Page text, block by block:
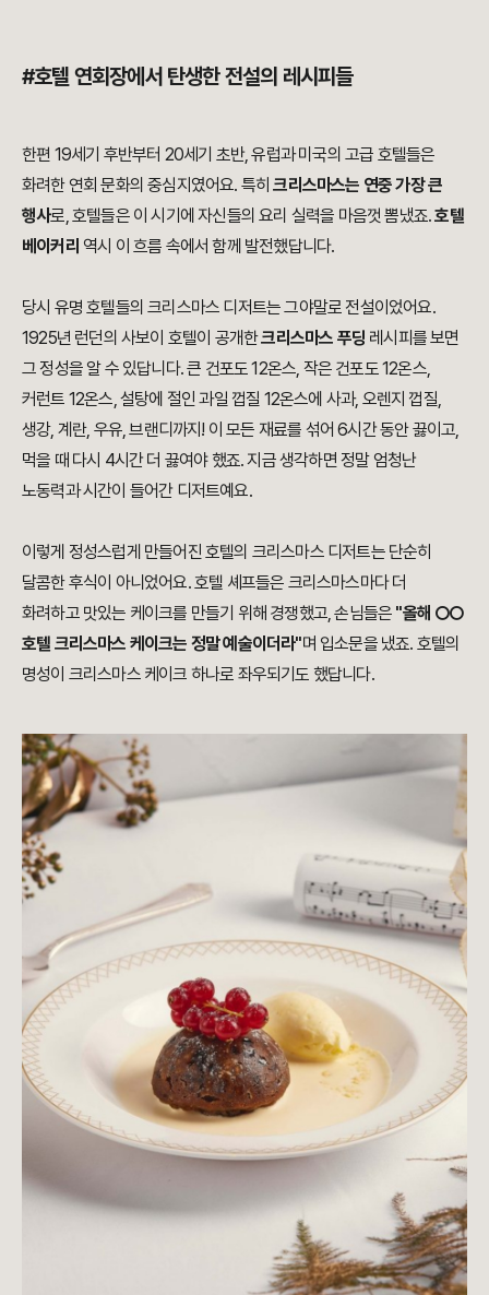
#호텔 연회장에서 탄생한 전설의 레시피들
한편 19세기 후반부터 20세기 초반, 유럽과 미국의 고급 호텔들은
화려한 연회 문화의 중심지였어요. 특히크리스마스는 연중 가장 큰
행사로, 호텔들은 이 시기에 자신들의 요리 실력을 마음껏 뽐냈죠.호텔
베이커리 역시 이 흐름 속에서 함께 발전했답니다.
당시 유명 호텔들의 크리스마스 디저트는 그야말로 전설이었어요.
1925년 런던의 사보이 호텔이 공개한크리스마스 푸딩 레시피를 보면
그 정성을 알 수 있답니다. 큰 건포도 12온스, 작은 건포도 12온스,
커런트 12온스, 설탕에 절인 과일 껍질 12온스에 사과, 오렌지 껍질,
생강, 계란, 우유, 브랜디까지! 이 모든 재료를 섞어 6시간 동안 끓이고,
먹을 때 다시 4시간 더 끓여야 했죠. 지금 생각하면 정말 엄청난
노동력과 시간이 들어간 디저트예요.
이렇게 정성스럽게 만들어진 호텔의 크리스마스 디저트는 단순히
달콤한 후식이 아니었어요. 호텔 셰프들은 크리스마스마다 더
화려하고 맛있는 케이크를 만들기 위해 경쟁했고, 손님들은 "올해 ○○
호텔 크리스마스 케이크는 정말 예술이더라"며 입소문을 냈죠. 호텔의
명성이 크리스마스 케이크 하나로 좌우되기도 했답니다.